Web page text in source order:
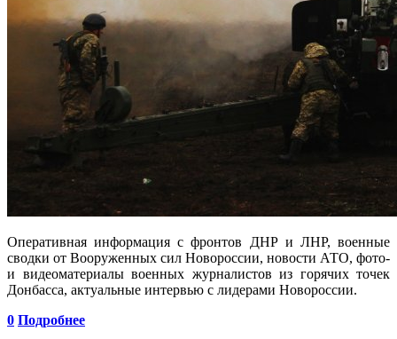
Оперативная информация с фронтов ДНР и ЛНР, военные
сводки от Вооруженных сил Новороссии, новости АТО, фото-
и видеоматериалы военных журналистов из горячих точек
Донбасса, актуальные интервью с лидерами Новороссии.
0 Подробнее